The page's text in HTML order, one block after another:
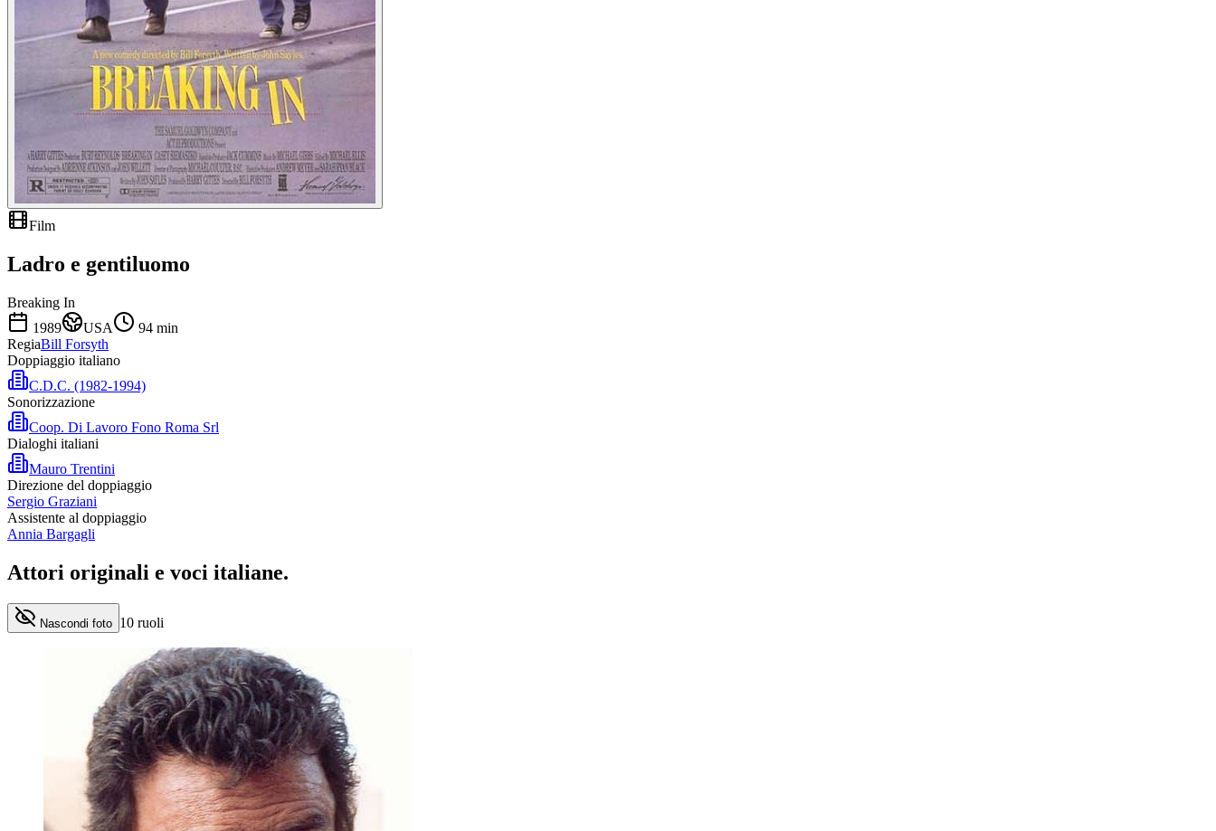
Film
Ladro e gentiluomo
Breaking In
1989
USA 94 min
RegiaBill Forsyth
Doppiaggio italiano
C.D.C. (1982-1994)
Sonorizzazione
Coop. Di Lavoro Fono Roma Srl
Dialoghi italiani
Mauro Trentini
Direzione del doppiaggio
Sergio Graziani
Assistente al doppiaggio
Annia Bargagli
Attori originali e voci italiane.
Nascondi foto 10 ruoli